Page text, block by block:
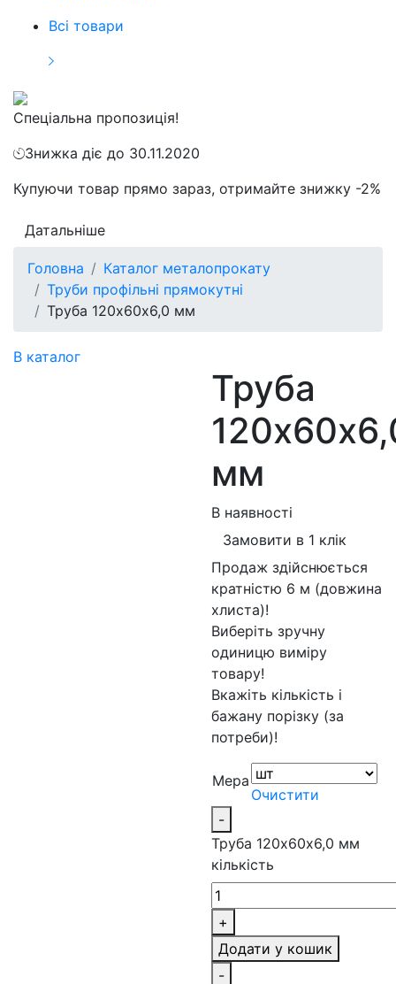
Всі товари
Спеціальна пропозиція!
Знижка діє до 30.11.2020
Купуючи товар прямо зараз, отримайте знижку -2%
Датальніше
Головна
Каталог металопрокату
Труби профільні прямокутні
Труба 120х60х6,0 мм
В каталог
Труба
мм
В наявності
Замовити в 1 клік
Продаж здійснюється
кратністю 6 м (довжина
хлиста)!
Виберіть зручну
одиницю виміру
товару!
Вкажіть кількість і
бажану порізку (за
потреби)!
Мера
Очистити
-
Труба 120х60х6,0 мм
кількість
+
Додати у кошик
-